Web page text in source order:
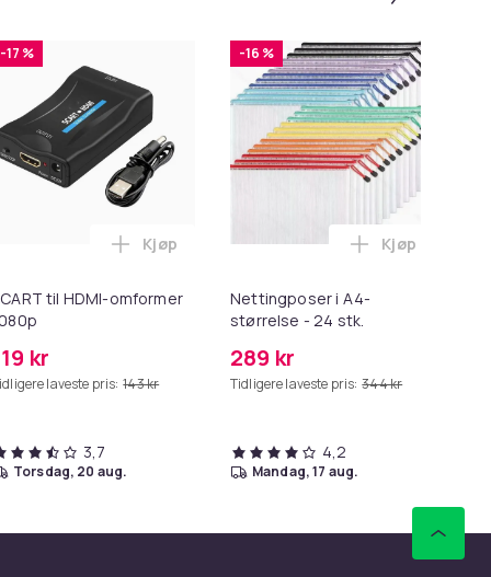
Dangerous (CD) i handlekurven
- Razamanaz (LP) i handlekurven
-17 %
til HDMI-omformer
kr
laveste pris: 143 kr
Legg SCART til HDMI-omformer 1080p i
Kjøp
3,7
torsdag, 20 aug.
-16 %
Nettingposer i A4-
størrelse - 24 stk.
289 kr
Tidligere laveste pris: 344 kr
Legg
Kjøp
4,2
mandag, 17 aug.